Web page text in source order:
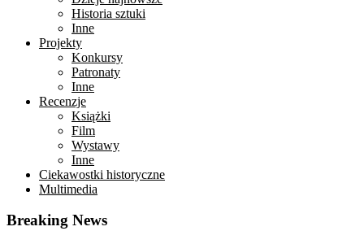
Historia sztuki
Inne
Projekty
Konkursy
Patronaty
Inne
Recenzje
Książki
Film
Wystawy
Inne
Ciekawostki historyczne
Multimedia
Breaking News